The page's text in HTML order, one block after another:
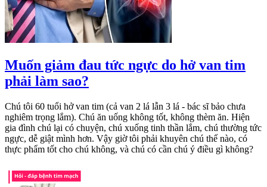
Muốn giảm đau tức ngực do hở van tim
phải làm sao?
Chú tôi 60 tuổi hở van tim (cả van 2 lá lẫn 3 lá - bác sĩ bảo chưa
nghiêm trọng lắm). Chú ăn uống không tốt, không thèm ăn. Hiện
gia đình chú lại có chuyện, chú xuống tinh thần lắm, chú thường tức
ngực, dễ giật mình hơn. Vậy giờ tôi phải khuyên chú thế nào, có
thực phẩm tốt cho chú không, và chú có cần chú ý điều gì không?